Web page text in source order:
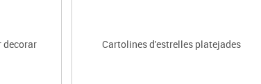
decorar Cartolines d'estrelles platejades